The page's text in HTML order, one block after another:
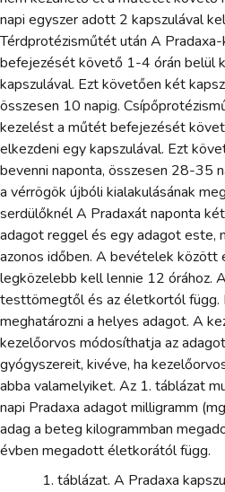
napi egyszer adott 2 kapszulával
Térdprotézisműtét után A
befejezését követő 1-4 órán belül
kapszulával. Ezt követően két
összesen 10 napig.
kezelést a műtét befejezését
elkezdeni egy kapszulával. Ezt
bevenni naponta, összesen 28-35
a vérrögök újbóli kialakulásának
serdülőknél A Pradaxát naponta
adagot reggel és egy adagot este,
azonos időben. A bevételek
legközelebb kell lennie 12 órához.
testtömegtől és az életkortól függ.
meghatározni a helyes adagot. A
kezelőorvos módosíthatja az
gyógyszereit, kivéve, ha
abba valamelyiket. Az 1. táblázat
napi Pradaxa adagot milligramm
adag a beteg kilogrammban
évben megadott életkorától függ.
táblázat. A Pradaxa